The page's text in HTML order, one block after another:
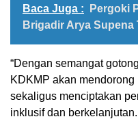
Baca Juga :
Pergoki
Brigadir Arya Supena
“Dengan semangat
KDKMP akan
sekaligus menciptakan
inklusif dan